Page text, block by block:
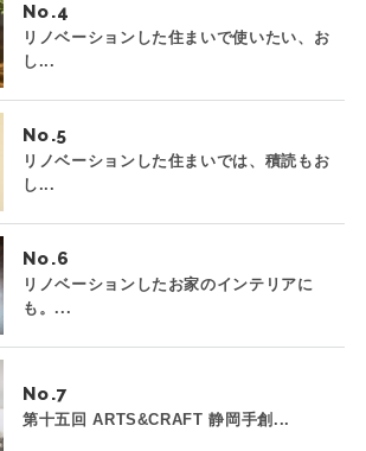
No.
リノベーションした住まいで使いたい、お
し...
No.
リノベーションした住まいでは、積読もお
し...
No.
リノベーションしたお家のインテリアに
も。...
No.
第十五回 ARTS&CRAFT 静岡手創...